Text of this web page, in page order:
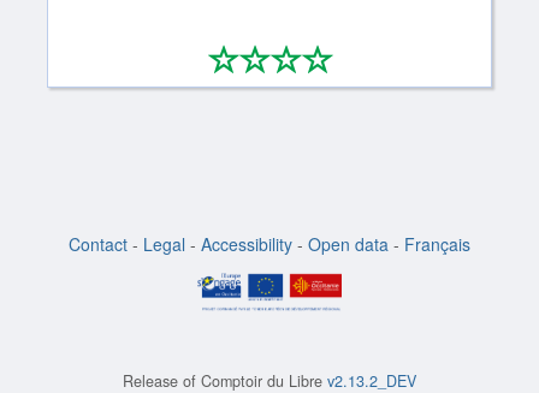
****
0/4
Contact - Legal - Accessibility - Open data - Français
Release of Comptoir du Libre v2.13.2_DEV